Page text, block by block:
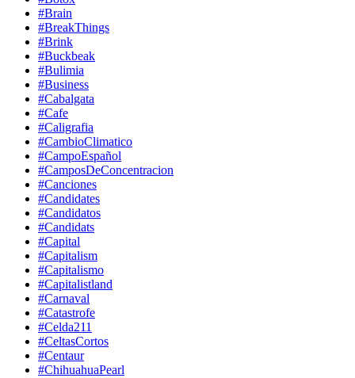
#Brain
#BreakThings
#Brink
#Buckbeak
#Bulimia
#Business
#Cabalgata
#Cafe
#Caligrafia
#CambioClimatico
#CampoEspañol
#CamposDeConcentracion
#Canciones
#Candidates
#Candidatos
#Candidats
#Capital
#Capitalism
#Capitalismo
#Capitalistland
#Carnaval
#Catastrofe
#Celda211
#CeltasCortos
#Centaur
#ChihuahuaPearl